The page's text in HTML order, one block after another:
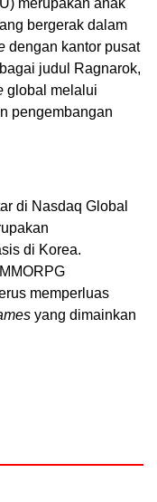
merupakan anak
bergerak dalam
dengan kantor pusat
judul Ragnarok,
global melalui
pengembangan
di Nasdaq Global
di Korea.
memperluas
yang dimainkan